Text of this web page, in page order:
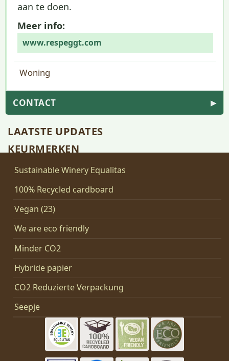
aan te doen.
Meer info:
www.respeggt.com
Woning
CONTACT ▶
LAATSTE UPDATES
KEURMERKEN
Sustainable Winery Equalitas
100% Recycled cardboard
Vegan (23)
We are eco friendly
Minder CO2
Hybride papier
CO2 Reduzierte Verpackung
Seepje